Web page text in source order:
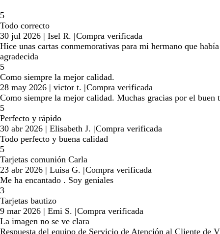
5
Todo correcto
30 jul 2026 | Isel R. |Compra verificada
Hice unas cartas conmemorativas para mi hermano que
agradecida
5
Como siempre la mejor calidad.
28 may 2026 | victor t. |Compra verificada
Como siempre la mejor calidad. Muchas gracias por el buen
5
Perfecto y rápido
30 abr 2026 | Elisabeth J. |Compra verificada
Todo perfecto y buena calidad
5
Tarjetas comunión Carla
23 abr 2026 | Luisa G. |Compra verificada
Me ha encantado . Soy geniales
3
Tarjetas bautizo
9 mar 2026 | Emi S. |Compra verificada
La imagen no se ve clara
Respuesta del equipo de Servicio de Atención al Cliente de